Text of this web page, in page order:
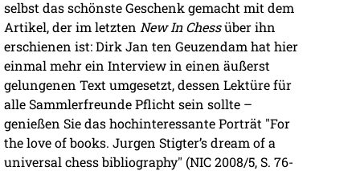
selbst das schönste Geschenk gemacht mit dem
Artikel, der im letzten New In Chessüber ihn
erschienen ist: Dirk Jan ten Geuzendam hat hier
einmal mehr ein Interview in einen äußerst
gelungenen Text umgesetzt, dessen Lektüre für
alle Sammlerfreunde Pflicht sein sollte –
genießen Sie das hochinteressante Porträt "For
the love of books. Jurgen Stigter’s dream of a
universal chess bibliography" (NIC 2008/5, S. 76-